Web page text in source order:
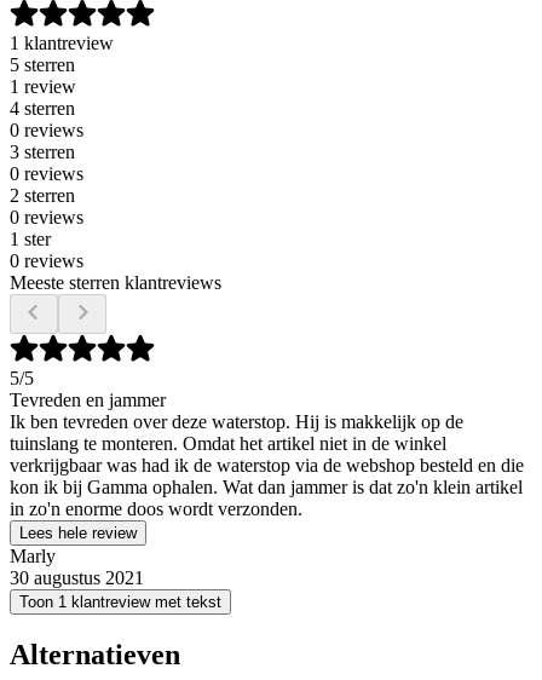
1 klantreview
5 sterren
1 review
4 sterren
0 reviews
3 sterren
0 reviews
2 sterren
0 reviews
1 ster
0 reviews
Meeste sterren klantreviews
5/5
Tevreden en jammer
Ik ben tevreden over deze waterstop. Hij is makkelijk op de
tuinslang te monteren. Omdat het artikel niet in de winkel
verkrijgbaar was had ik de waterstop via de webshop besteld en die
kon ik bij Gamma ophalen. Wat dan jammer is dat zo'n klein artikel
in zo'n enorme doos wordt verzonden.
Lees hele review
Marly
30 augustus 2021
Toon 1 klantreview met tekst
Alternatieven